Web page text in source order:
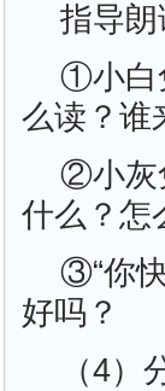
指导朗
①小白
么读？谁
②小灰
什么？怎
③“你
好吗？
（4